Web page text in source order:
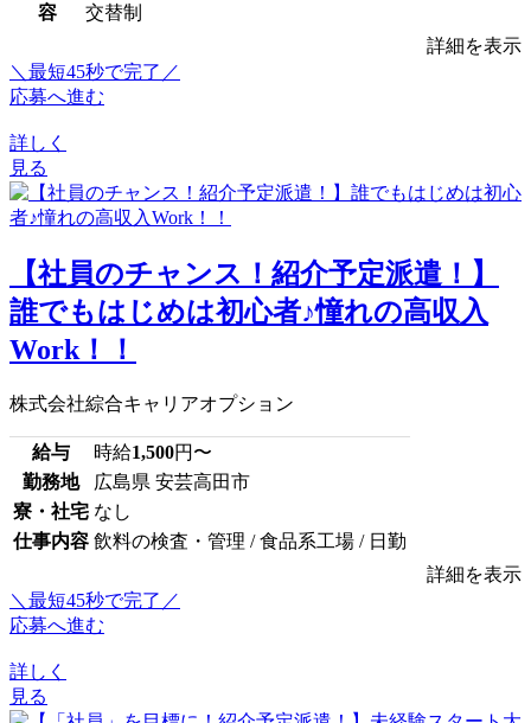
容
交替制
詳細を表示
＼最短45秒で完了／
応募へ進む
詳しく
見る
【社員のチャンス！紹介予定派遣！】
誰でもはじめは初心者♪憧れの高収入
Work！！
株式会社綜合キャリアオプション
給与 時給1,500円〜
勤務地
広島県 安芸高田市
寮・社宅 なし
仕事内容 飲料の検査・管理 / 食品系工場 / 日勤
詳細を表示
＼最短45秒で完了／
応募へ進む
詳しく
見る